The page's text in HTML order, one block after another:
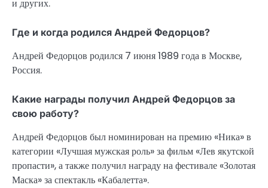
и других.
Где и когда родился Андрей Федорцов?
Андрей Федорцов родился 7 июня 1989 года в Москве,
Россия.
Какие награды получил Андрей Федорцов за
свою работу?
Андрей Федорцов был номинирован на премию «Ника» в
категории «Лучшая мужская роль» за фильм «Лев якутской
пропасти», а также получил награду на фестивале «Золотая
Маска» за спектакль «Кабалетта».